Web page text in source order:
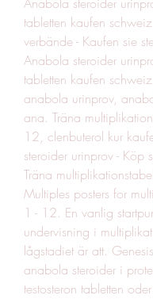
tabletten kaufen
verbände - Kaufen sie
Anabola steroider
tabletten kaufen
anabola urinprov,
ana. Träna
12, clenbuterol kur
steroider urinprov - Köp
Träna
Multiples posters for
1 - 12. En vanlig
undervisning i
lågstadiet är att.
anabola steroider i
testosteron tabletten